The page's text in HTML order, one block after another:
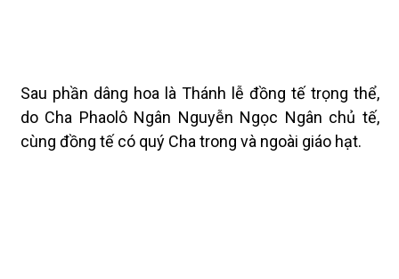
Sau phần dâng hoa là Thánh lễ đồng tế trọng thể,
do Cha Phaolô Ngân Nguyễn Ngọc Ngân chủ tế,
cùng đồng tế có quý Cha trong và ngoài giáo hạt.